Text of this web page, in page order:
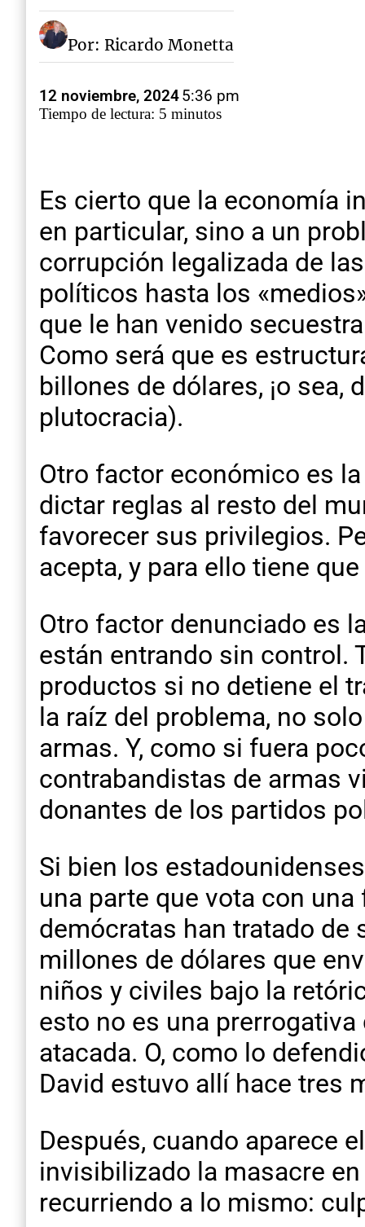
Por: Ricardo Monetta
12 noviembre, 20245:36 pm
Tiempo de lectura: 5 minutos
Es cierto que la economía
en particular, sino a un
corrupción legalizada de
políticos hasta los
que le han venido
Como será que es
billones de dólares, ¡o sea,
plutocracia).
Otro factor económico es
dictar reglas al resto del
favorecer sus privilegios.
acepta, y para ello tiene
Otro factor denunciado es
están entrando sin control.
productos si no detiene el
la raíz del problema, no
armas. Y, como si fuera
contrabandistas de armas
donantes de los partidos
Si bien los
una parte que vota con
demócratas han tratado de
millones de dólares que
niños y civiles bajo la
esto no es una
atacada. O, como lo
David estuvo allí hace tres
Después, cuando aparece
invisibilizado la masacre
recurriendo a lo mismo: